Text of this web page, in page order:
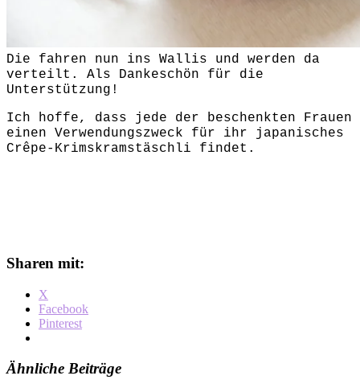
Die fahren nun ins Wallis und werden da
verteilt. Als Dankeschön für die
Unterstützung!
Ich hoffe, dass jede der beschenkten Frauen
einen Verwendungszweck für ihr japanisches
Crêpe-Krimskramstäschli findet.
Sharen mit:
X
Facebook
Pinterest
Ähnliche Beiträge